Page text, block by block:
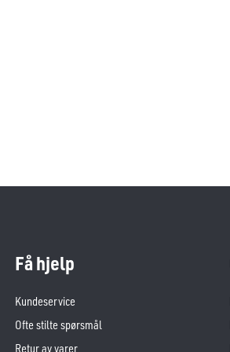
Få hjelp
Kundeservice
Ofte stilte spørsmål
Retur av varer